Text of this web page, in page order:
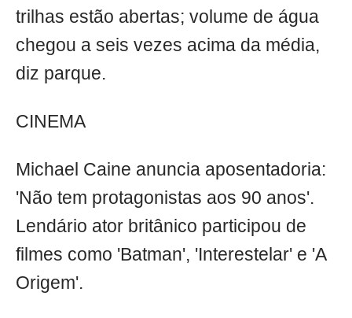
trilhas estão abertas; volume de água
chegou a seis vezes acima da média,
diz parque.
CINEMA
Michael Caine anuncia aposentadoria:
'Não tem protagonistas aos 90 anos'.
Lendário ator britânico participou de
filmes como 'Batman', 'Interestelar' e 'A
Origem'.